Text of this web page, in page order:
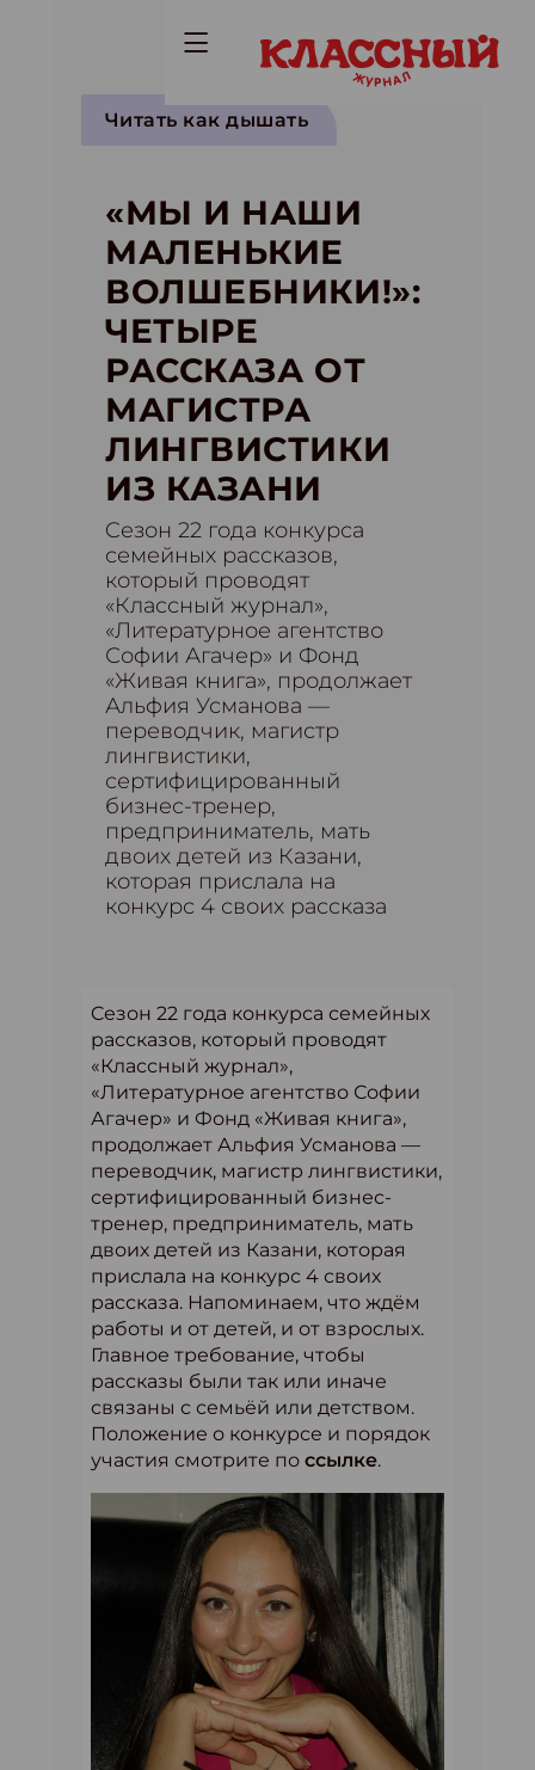
Читать как дышать
«МЫ И НАШИ
МАЛЕНЬКИЕ
ВОЛШЕБНИКИ!»:
ЧЕТЫРЕ
РАССКАЗА ОТ
МАГИСТРА
ЛИНГВИСТИКИ
ИЗ КАЗАНИ
Cезон 22 года конкурса
семейных рассказов,
который проводят
«Классный журнал»,
«Литературное агентство
Софии Агачер» и Фонд
«Живая книга», продолжает
Альфия Усманова —
переводчик, магистр
лингвистики,
сертифицированный
бизнес-тренер,
предприниматель, мать
двоих детей из Казани,
которая прислала на
конкурс 4 своих рассказа
Cезон 22 года конкурса семейных
рассказов, который проводят
«Классный журнал»,
«Литературное агентство Софии
Агачер» и Фонд «Живая книга»,
продолжает Альфия Усманова —
переводчик, магистр лингвистики,
сертифицированный бизнес-
тренер, предприниматель, мать
двоих детей из Казани, которая
прислала на конкурс 4 своих
рассказа. Напоминаем, что ждём
работы и от детей, и от взрослых.
Главное требование, чтобы
рассказы были так или иначе
связаны с семьёй или детством.
Положение о конкурсе и порядок
участия смотрите по ссылке.